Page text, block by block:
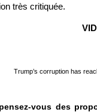
très critiquée.
Trump’s corruption has
vous des